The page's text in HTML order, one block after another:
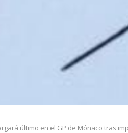
último en el GP de Mónaco tras